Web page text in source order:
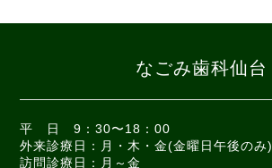
なごみ歯科仙台
平 日 9：30〜18：00
外来診療日：月・木・金(金曜日午後のみ)
訪問診療日：月～金